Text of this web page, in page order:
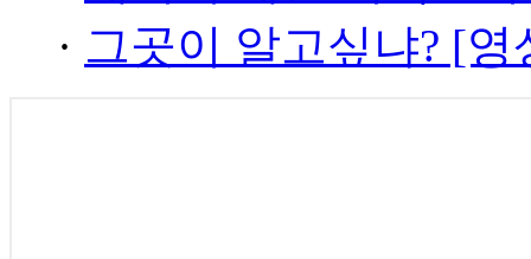
· 그곳이 알고싶냐? [